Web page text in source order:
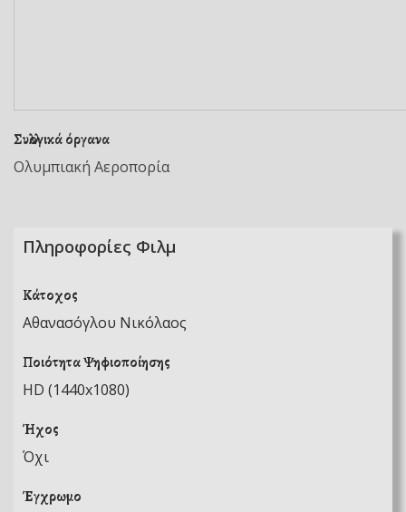
Συλλογικά όργανα
Ολυμπιακή Αεροπορία
Πληροφορίες Φιλμ
Κάτοχος
Αθανασόγλου Νικόλαος
Ποιότητα Ψηφιοποίησης
HD (1440x1080)
Ήχος
Όχι
Έγχρωμο